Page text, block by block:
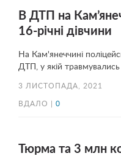
В ДТП на
16-річні дівчини
На Кам'янеччині
ДТП, у якій травмувались
3 ЛИСТОПАДА, 2021
ВДАЛО | 0
Тюрма та 3 млн